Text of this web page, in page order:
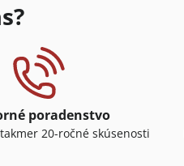
poradenstvo
20-ročné skúsenosti